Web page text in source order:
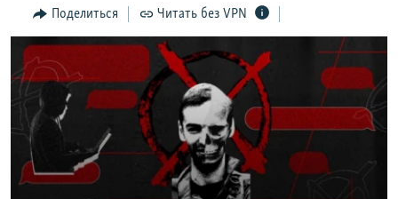
ТЕЛЕПРОЕКТ КРЫМ.РЕАЛИИ
СОВЕТЫ ПРАВОЗАЩИТНИКОВ
ПРОПАВШИЕ БЕЗ ВЕСТИ
ПОБЕДИТЕЛЕЙ НЕ СУДЯТ?
КРЫМ.НЕПОКОРЕННЫЙ
ELIFBE
Qırımtatar
ПРИСОЕДИНЯЙТЕСЬ!
Поделиться Читать без VPN